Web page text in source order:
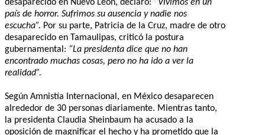
desaparecido en Nuevo León, declaró: “Vivimos en un
país de horror. Sufrimos su ausencia y nadie nos
escucha”. Por su parte, Patricia de la Cruz, madre de otro
desaparecido en Tamaulipas, criticó la postura
gubernamental: “La presidenta dice que no han
encontrado muchas cosas, pero no ha ido a ver la
realidad”.
Según Amnistía Internacional, en México desaparecen
alrededor de 30 personas diariamente. Mientras tanto,
la presidenta Claudia Sheinbaum ha acusado a la
oposición de magnificar el hecho y ha prometido que la